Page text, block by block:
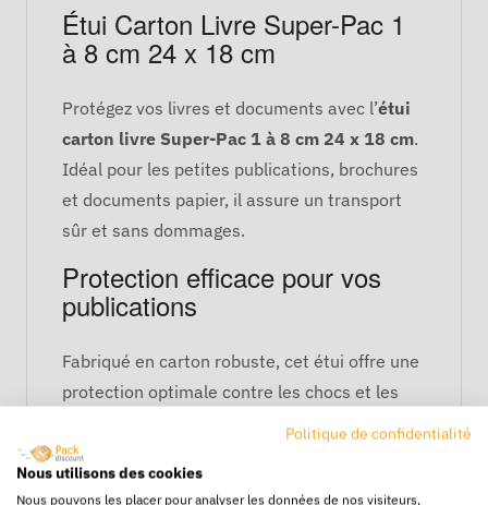
Étui Carton Livre Super-Pac 1
à 8 cm 24 x 18 cm
Protégez vos livres et documents avec l’étui
carton livre Super-Pac 1 à 8 cm 24 x 18 cm.
Idéal pour les petites publications, brochures
et documents papier, il assure un transport
sûr et sans dommages.
Protection efficace pour vos
publications
Fabriqué en carton robuste, cet étui offre une
protection optimale contre les chocs et les
permet d’accueillir des livres de 1 à 8 cm
d’épaisseur en toute sécurité.
Politique de confidentialité
Nous utilisons des cookies
Nous pouvons les placer pour analyser les données de nos visiteurs,